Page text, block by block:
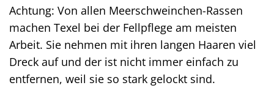
Achtung: Von allen Meerschweinchen-Rassen
machen Texel bei der Fellpflege am meisten
Arbeit. Sie nehmen mit ihren langen Haaren viel
Dreck auf und der ist nicht immer einfach zu
entfernen, weil sie so stark gelockt sind.